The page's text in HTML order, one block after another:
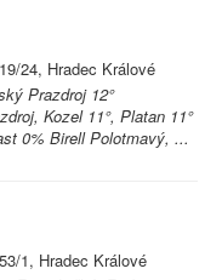
24, Hradec Králové
Prazdroj 12°
Kozel 11°, Platan 11°
0% Birell Polotmavý, ...
1, Hradec Králové